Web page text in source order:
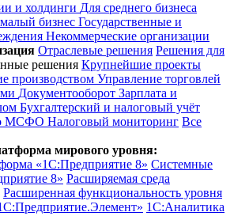
и холдинги Для среднего бизнеса
бизнес Государственные и
Некоммерческие организации
Отраслевые решения Решения для
решения Крупнейшие проекты
производством Управление торговлей
Документооборот Зарплата и
Бухгалтерский и налоговый учёт
МСФО Налоговый мониторинг Все
мирового уровня:
«1С:Предприятие 8» Системные
8» Расширяемая среда
Расширенная функциональность уровня
1C:Аналитика